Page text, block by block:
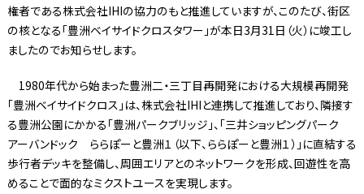
権者である株式会社IHIの協力のもと推進していますが、このたび、街区
の核となる「豊洲ベイサイドクロスタワー」が本日3月31日（火）に竣工し
ましたのでお知らせします。
1980年代から始まった豊洲二・三丁目再開発における大規模再開発
「豊洲ベイサイドクロス」は、株式会社IHIと連携して推進しており、隣接す
る豊洲公園にかかる「豊洲パークブリッジ」、「三井ショッピングパーク
アーバンドック ららぽーと豊洲１（以下、ららぽーと豊洲１）」に直結する
歩行者デッキを整備し、周囲エリアとのネットワークを形成、回遊性を高
めることで面的なミクストユースを実現します。